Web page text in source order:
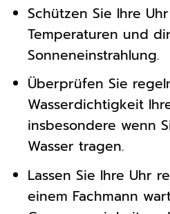
Schützen Sie Ihre
Temperaturen und
Sonneneinstrahlung.
Überprüfen Sie
Wasserdichtigkeit
insbesondere wenn
Wasser tragen.
Lassen Sie Ihre Uhr
einem Fachmann